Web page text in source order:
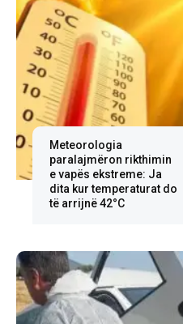
Meteorologia
paralajmëron rikthimin
e vapës ekstreme: Ja
dita kur temperaturat do
të arrijnë 42°C